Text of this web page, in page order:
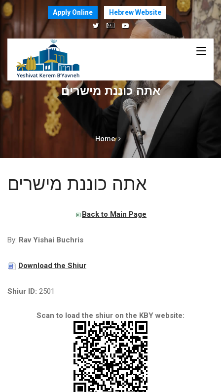
Apply Online Hebrew Website
אתה כוננת מישרים
Home
אתה כוננת מישרים
Back to Main Page
By: Rav Yishai Buchris
Download the Shiur
Shiur ID: 2501
Scan to load the shiur on the KBY website: